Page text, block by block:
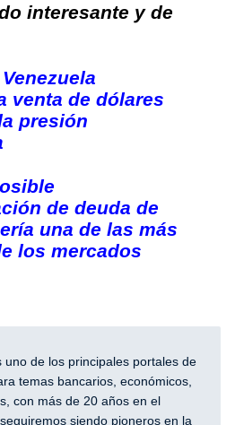
interesante y de
venta de dólares
presión
de deuda de
una de las más
los mercados
uno de los principales portales de
temas bancarios, económicos,
con más de 20 años en el
siendo pioneros en la